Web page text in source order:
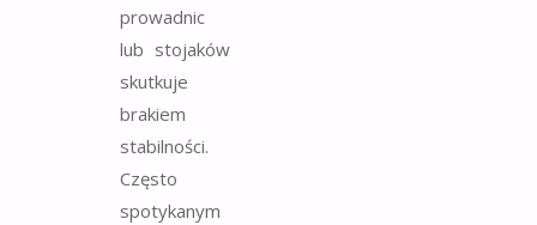
prowadnic
lub stojaków
skutkuje
brakiem
stabilności.
Często
spotykanym